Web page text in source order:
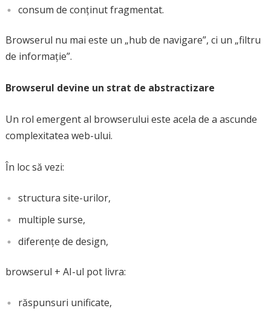
consum de conținut fragmentat.
Browserul nu mai este un „hub de navigare”, ci un „filtru
de informație”.
Browserul devine un strat de abstractizare
Un rol emergent al browserului este acela de a ascunde
complexitatea web-ului.
În loc să vezi:
structura site-urilor,
multiple surse,
diferențe de design,
browserul + AI-ul pot livra:
răspunsuri unificate,